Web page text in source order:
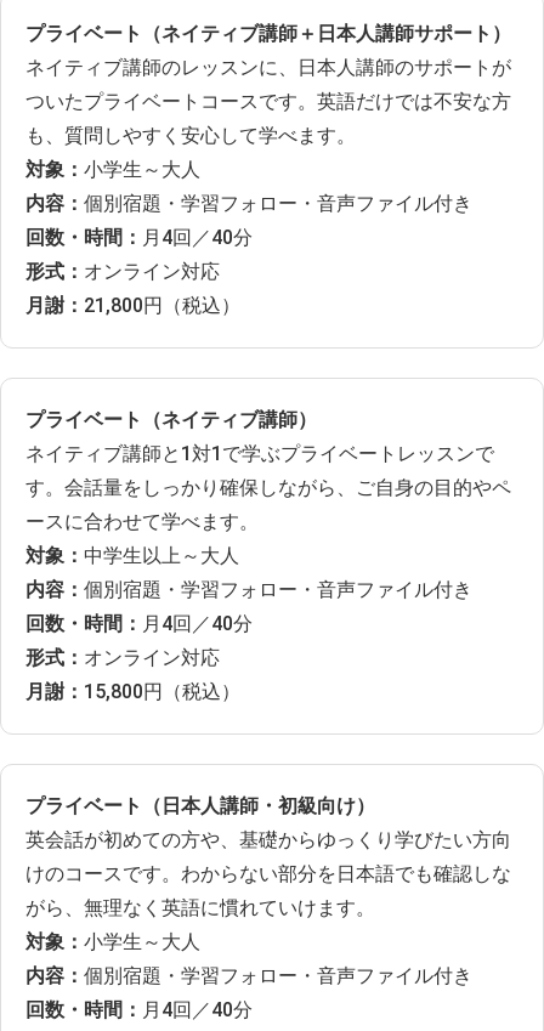
プライベート（ネイティブ講師＋日本人講師サポート）
ネイティブ講師のレッスンに、日本人講師のサポートが
ついたプライベートコースです。英語だけでは不安な方
も、質問しやすく安心して学べます。
対象： 小学生～大人
内容： 個別宿題・学習フォロー・音声ファイル付き
回数・時間： 月4回／40分
形式： オンライン対応
月謝： 21,800円（税込）
プライベート（ネイティブ講師）
ネイティブ講師と1対1で学ぶプライベートレッスンで
す。会話量をしっかり確保しながら、ご自身の目的やペ
ースに合わせて学べます。
対象： 中学生以上～大人
内容： 個別宿題・学習フォロー・音声ファイル付き
回数・時間： 月4回／40分
形式： オンライン対応
月謝： 15,800円（税込）
プライベート（日本人講師・初級向け）
英会話が初めての方や、基礎からゆっくり学びたい方向
けのコースです。わからない部分を日本語でも確認しな
がら、無理なく英語に慣れていけます。
対象： 小学生～大人
内容： 個別宿題・学習フォロー・音声ファイル付き
回数・時間： 月4回／40分